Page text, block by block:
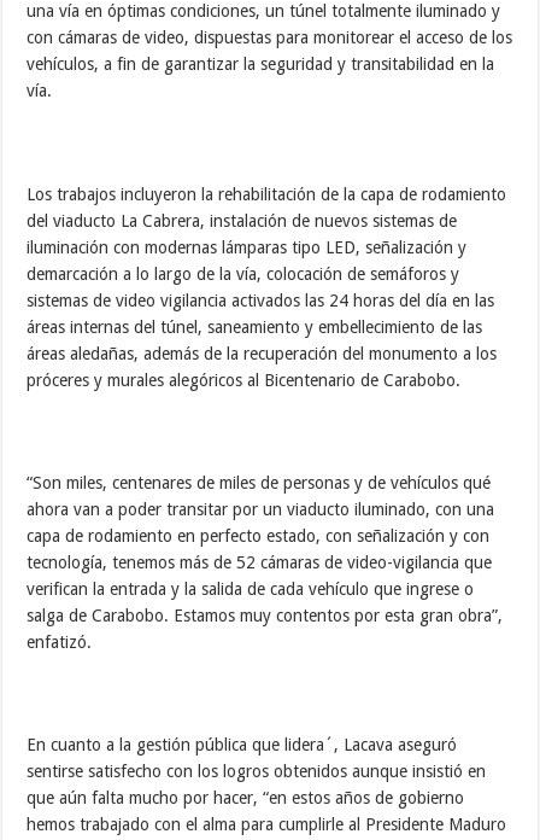
una vía en óptimas condiciones, un túnel totalmente iluminado y
con cámaras de video, dispuestas para monitorear el acceso de los
vehículos, a fin de garantizar la seguridad y transitabilidad en la
vía.
Los trabajos incluyeron la rehabilitación de la capa de rodamiento
del viaducto La Cabrera, instalación de nuevos sistemas de
iluminación con modernas lámparas tipo LED, señalización y
demarcación a lo largo de la vía, colocación de semáforos y
sistemas de video vigilancia activados las 24 horas del día en las
áreas internas del túnel, saneamiento y embellecimiento de las
áreas aledañas, además de la recuperación del monumento a los
próceres y murales alegóricos al Bicentenario de Carabobo.
“Son miles, centenares de miles de personas y de vehículos qué
ahora van a poder transitar por un viaducto iluminado, con una
capa de rodamiento en perfecto estado, con señalización y con
tecnología, tenemos más de 52 cámaras de video-vigilancia que
verifican la entrada y la salida de cada vehículo que ingrese o
salga de Carabobo. Estamos muy contentos por esta gran obra”,
enfatizó.
En cuanto a la gestión pública que lidera´, Lacava aseguró
sentirse satisfecho con los logros obtenidos aunque insistió en
que aún falta mucho por hacer, “en estos años de gobierno
hemos trabajado con el alma para cumplirle al Presidente Maduro